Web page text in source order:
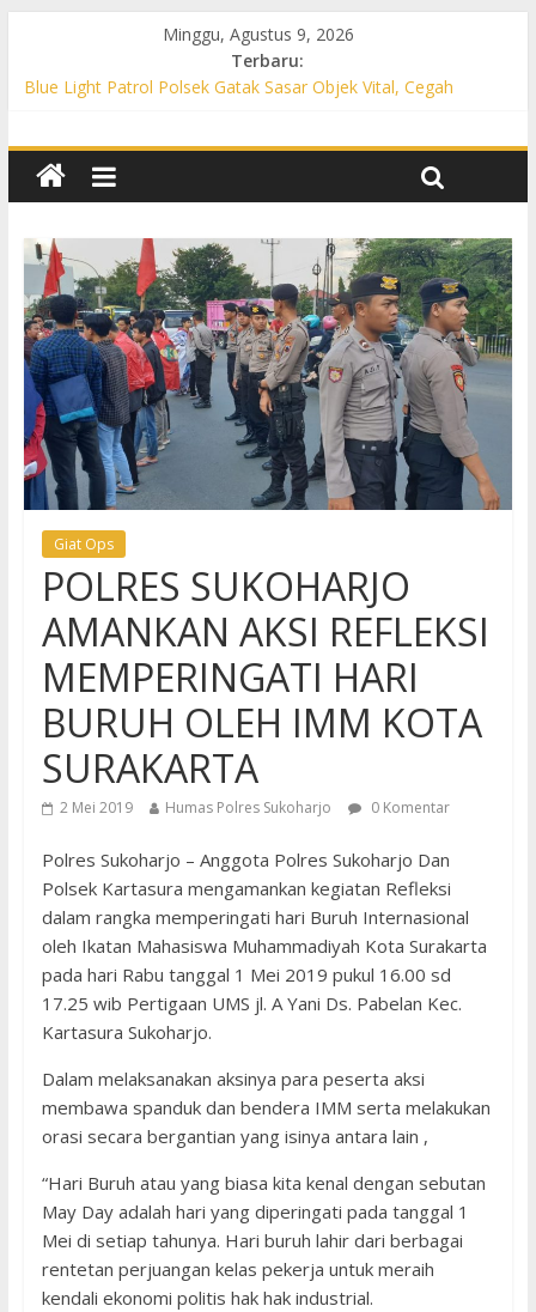
Minggu, Agustus 9, 2026
Terbaru:
Blue Light Patrol Polsek Gatak Sasar Objek Vital, Cegah
Permukiman, Antisipasi 3C dan Gangguan Kamtibmas
Patroli KRYD Polsek Baki Sisir Titik Rawan, Cegah 3C hingga
Patroli Blue Light Polsek Nguter Sasar Perbankan hingga
Permukiman, Antisipasi 3C dan Gangguan Kamtibmas
Blue Light Patrol Polsek Tawangsari Sisir Belasan Desa, Cegah
Kejahatan 3C dan Gangguan Kamtibmas
Giat Ops
POLRES SUKOHARJO
AMANKAN AKSI REFLEKSI
MEMPERINGATI HARI
BURUH OLEH IMM KOTA
SURAKARTA
2 Mei 2019 Humas Polres Sukoharjo 0 Komentar
Polres Sukoharjo – Anggota Polres Sukoharjo Dan
Polsek Kartasura mengamankan kegiatan Refleksi
dalam rangka memperingati hari Buruh Internasional
oleh Ikatan Mahasiswa Muhammadiyah Kota Surakarta
pada hari Rabu tanggal 1 Mei 2019 pukul 16.00 sd
17.25 wib Pertigaan UMS jl. A Yani Ds. Pabelan Kec.
Kartasura Sukoharjo.
Dalam melaksanakan aksinya para peserta aksi
membawa spanduk dan bendera IMM serta melakukan
orasi secara bergantian yang isinya antara lain ,
“Hari Buruh atau yang biasa kita kenal dengan sebutan
May Day adalah hari yang diperingati pada tanggal 1
Mei di setiap tahunya. Hari buruh lahir dari berbagai
rentetan perjuangan kelas pekerja untuk meraih
kendali ekonomi politis hak hak industrial.